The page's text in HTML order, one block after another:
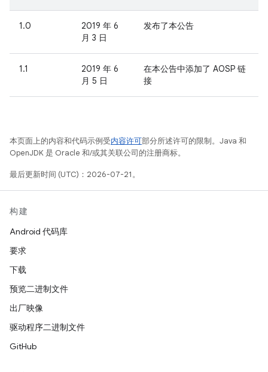
1.0
2019 年 6
月 3 日
发布了本公告
1.1
2019 年 6
月 5 日
在本公告中添加了 AOSP 链
接
本页面上的内容和代码示例受内容许可部分所述许可的限制。Java 和
OpenJDK 是 Oracle 和/或其关联公司的注册商标。
最后更新时间 (UTC)：2026-07-21。
构建
Android 代码库
要求
下载
预览二进制文件
出厂映像
驱动程序二进制文件
GitHub